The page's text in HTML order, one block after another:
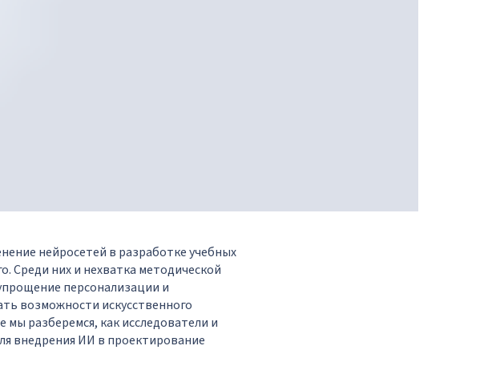
нейросетей в разработке учебных
Среди них и нехватка методической
персонализации и
возможности искусственного
мы разберемся, как исследователи и
внедрения ИИ в проектирование